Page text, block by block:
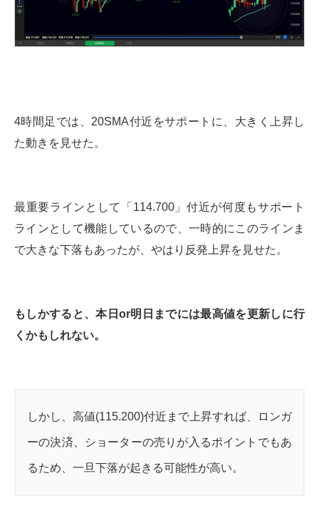
4時間足では、20SMA付近をサポートに、大きく上昇し
た動きを見せた。
最重要ラインとして「114.700」付近が何度もサポート
ラインとして機能しているので、一時的にこのラインま
で大きな下落もあったが、やはり反発上昇を見せた。
もしかすると、本日or明日までには最高値を更新しに行
くかもしれない。
しかし、高値(115.200)付近まで上昇すれば、ロンガ
ーの決済、ショーターの売りが入るポイントでもあ
るため、一旦下落が起きる可能性が高い。